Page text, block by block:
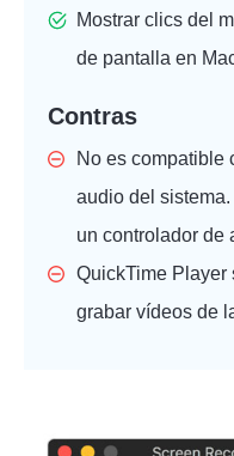
Mostrar clics del
de pantalla en
Contras
No es compatible
audio del
un controlador de
QuickTime Player
grabar vídeos de